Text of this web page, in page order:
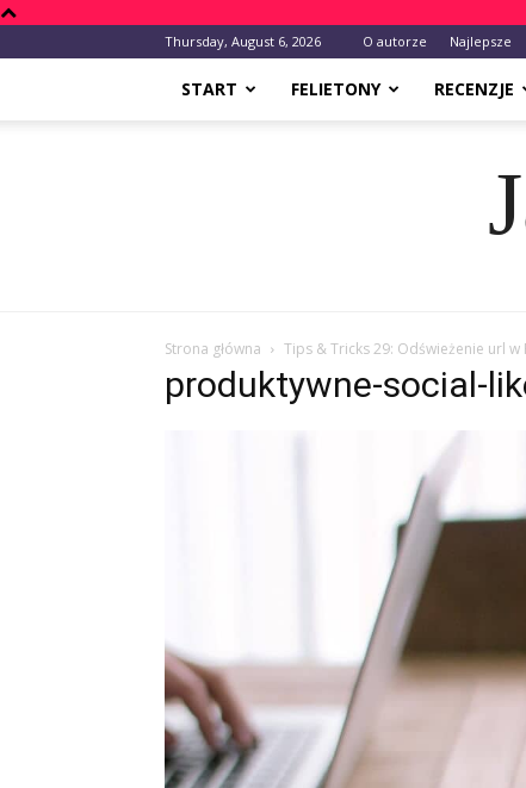
Thursday, August 6, 2026 O autorze Najlepsze
START FELIETONY RECENZJE
Strona główna Tips & Tricks 29: Odświeżenie url
produktywne-social-